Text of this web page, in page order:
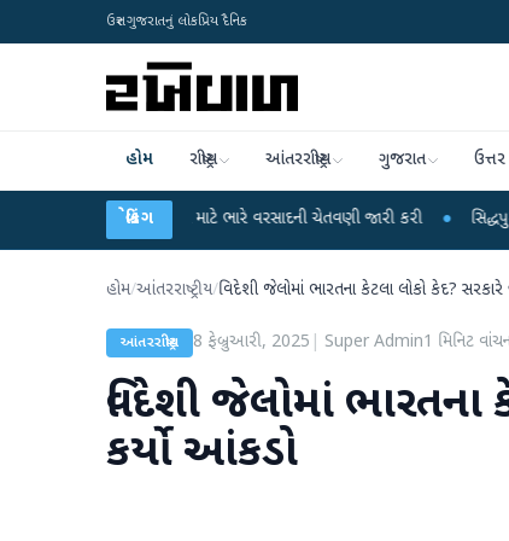
ઉત્તર ગુજરાતનું લોકપ્રિય દૈનિક
હોમ રાષ્ટ્રીય આંતરરાષ્ટ્રીય ગુજરાત
બ્રેકિંગ
18 રાજ્યો માટે ભારે વરસાદની ચેતવણી જારી કરી ● સિદ્ધપુરથી બોમ્બ
હોમ/આંતરરાષ્ટ્રીય/વિદેશી જેલોમાં ભારતના કેટલા લોકો કેદ?
આંતરરાષ્ટ્રીય 8 ફેબ્રુઆરી, 2025 Super Admin1 મિનિટ
વિદેશી જેલોમાં ભારતના
કર્યો આંકડો